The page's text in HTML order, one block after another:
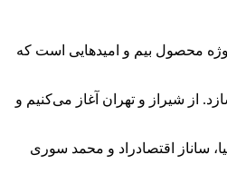
محصول بیم و امیدهایی است که
شیراز و تهران آغاز می‌کنیم و
ساناز اقتصادراد و محمد سوری